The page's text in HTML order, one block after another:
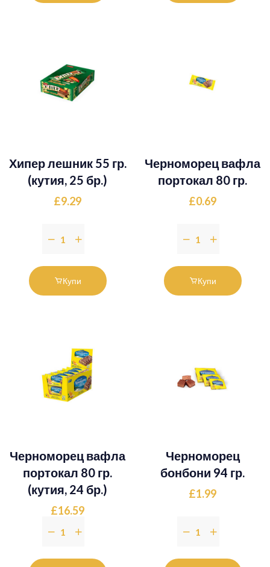
Хипер лешник 55 гр.
(кутия, 25 бр.)
£9.29
Купи
Черноморец вафла
портокал 80 гр.
£0.69
Купи
Черноморец вафла
портокал 80 гр.
(кутия, 24 бр.)
£16.59
Черноморец
бонбони 94 гр.
£1.99